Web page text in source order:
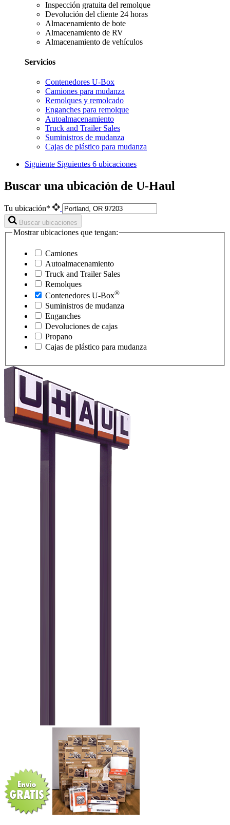
Inspección gratuita del remolque
Devolución del cliente 24 horas
Almacenamiento de bote
Almacenamiento de RV
Almacenamiento de vehículos
Servicios
Contenedores U-Box
Camiones para mudanza
Remolques y remolcado
Enganches para remolque
Autoalmacenamiento
Truck and Trailer Sales
Suministros de mudanza
Cajas de plástico para mudanza
Siguiente Siguientes 6 ubicaciones
Buscar una ubicación de U-Haul
Tu ubicación*
Buscar ubicaciones
Mostrar ubicaciones que tengan:
Camiones
Autoalmacenamiento
Truck and Trailer Sales
Remolques
Contenedores U-Box®
Suministros de mudanza
Enganches
Devoluciones de cajas
Propano
Cajas de plástico para mudanza